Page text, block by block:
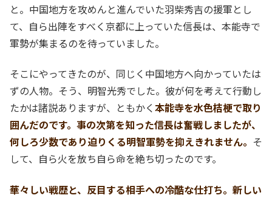
と。中国地方を攻めんと進んでいた羽柴秀吉の援軍とし
て、自ら出陣をすべく京都に上っていた信長は、本能寺で
軍勢が集まるのを待っていました。
そこにやってきたのが、同じく中国地方へ向かっていたは
ずの人物。そう、明智光秀でした。彼が何を考えて行動し
たかは諸説ありますが、ともかく本能寺を水色桔梗で取り
囲んだのです。事の次第を知った信長は奮戦しましたが、
何しろ少数であり迫りくる明智軍勢を抑えきれません。 そ
して、自ら火を放ち自ら命を絶ち切ったのです。
華々しい戦歴と、反目する相手への冷酷な仕打ち。新しい